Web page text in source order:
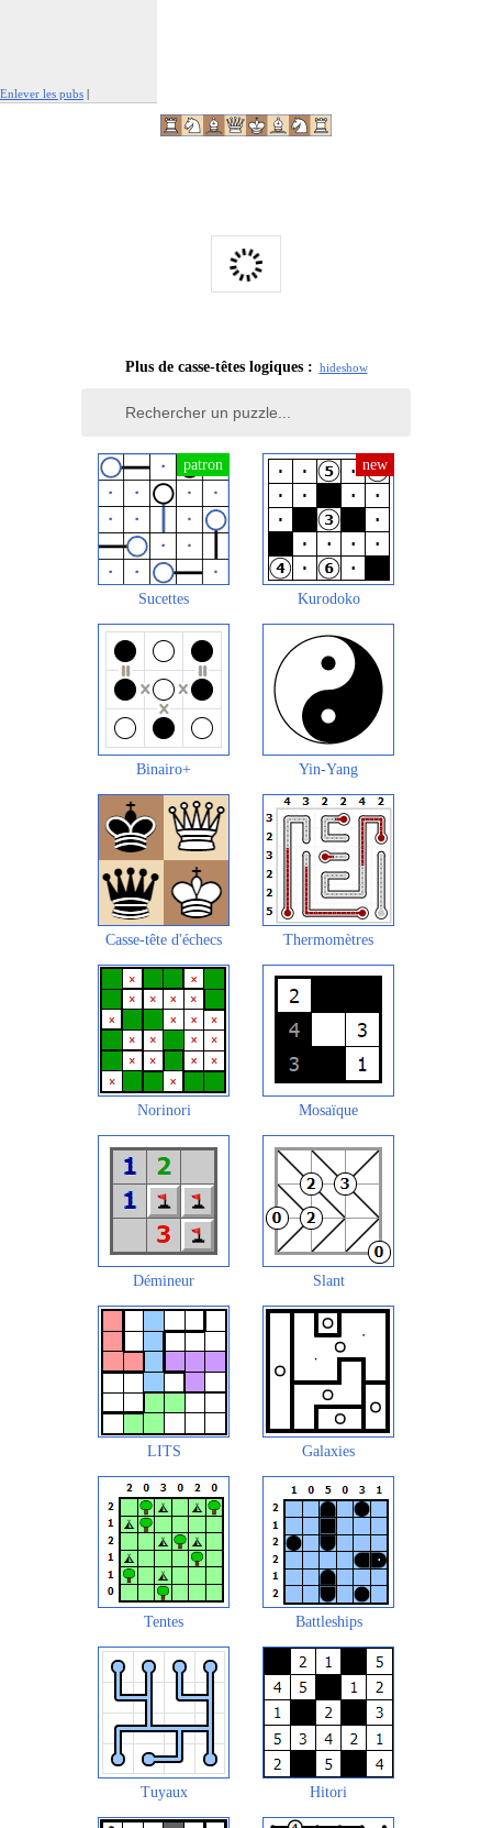
Enlever les pubs |
Plus de casse-têtes logiques : hideshow
Sucettes Kurodoko
Binairo+ Yin-Yang
Casse-tête d'échecs Thermomètres
Norinori Mosaïque
Démineur Slant
LITS Galaxies
Tentes Battleships
Tuyaux Hitori